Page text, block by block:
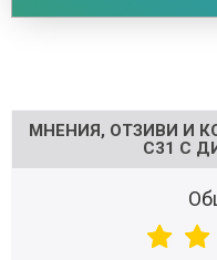
МНЕНИЯ, ОТЗИВИ И
C31 С